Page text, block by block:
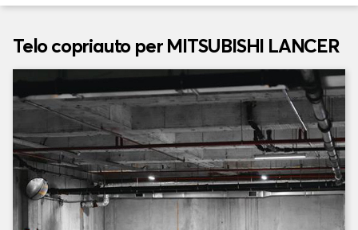
Telo copriauto per MITSUBISHI LANCER